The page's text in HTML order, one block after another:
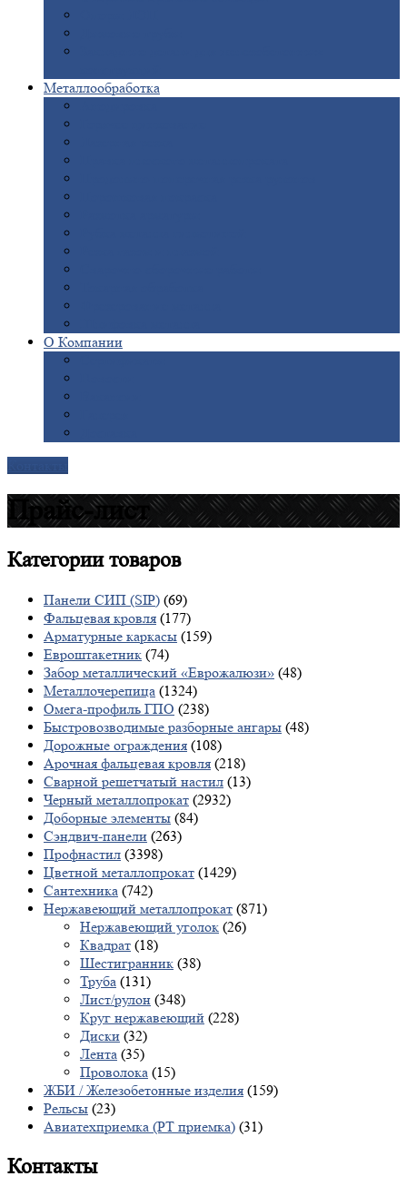
Металлообработка
О Компании
Прайс-лист
Категориитоваров
Панели СИП (SIP) (69)
Фальцевая кровля (177)
Арматурные каркасы (159)
Евроштакетник (74)
Забор металлический «Еврожалюзи» (48)
Металлочерепица (1324)
Омега-профиль ГПО (238)
Быстровозводимые разборные ангары (48)
Дорожные ограждения (108)
Арочная фальцевая кровля (218)
Сварной решетчатый настил (13)
Черный металлопрокат (2932)
Доборные элементы (84)
Сэндвич-панели (263)
Профнастил (3398)
Цветной металлопрокат (1429)
Сантехника (742)
Нержавеющий металлопрокат (871)
Нержавеющий уголок (26)
Квадрат (18)
Шестигранник (38)
Труба (131)
Лист/рулон (348)
Круг нержавеющий (228)
Диски (32)
Лента (35)
Проволока (15)
ЖБИ / Железобетонные изделия (159)
Рельсы (23)
Авиатехприемка (РТ приемка) (31)
Контакты